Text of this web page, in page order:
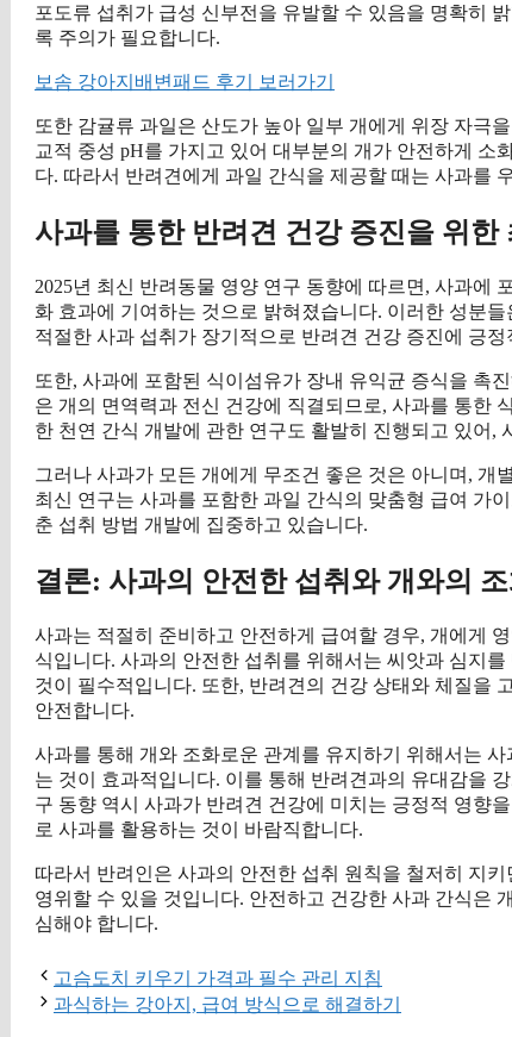
포도류 섭취가 급성 신부전을 유발할 수 있음을 명확히
록 주의가 필요합니다.
보솜 강아지배변패드 후기 보러가기
또한 감귤류 과일은 산도가 높아 일부 개에게 위장 자극
교적 중성 pH를 가지고 있어 대부분의 개가 안전하게 소
다. 따라서 반려견에게 과일 간식을 제공할 때는 사과를
사과를 통한 반려견 건강 증진을 위한
2025년 최신 반려동물 영양 연구 동향에 따르면, 사과에
화 효과에 기여하는 것으로 밝혀졌습니다. 이러한 성분
적절한 사과 섭취가 장기적으로 반려견 건강 증진에 긍
또한, 사과에 포함된 식이섬유가 장내 유익균 증식을 촉
은 개의 면역력과 전신 건강에 직결되므로, 사과를 통한
한 천연 간식 개발에 관한 연구도 활발히 진행되고 있어,
그러나 사과가 모든 개에게 무조건 좋은 것은 아니며,
최신 연구는 사과를 포함한 과일 간식의 맞춤형 급여 가
춘 섭취 방법 개발에 집중하고 있습니다.
결론: 사과의 안전한 섭취와 개와의
사과는 적절히 준비하고 안전하게 급여할 경우, 개에게
식입니다. 사과의 안전한 섭취를 위해서는 씨앗과 심지
것이 필수적입니다. 또한, 반려견의 건강 상태와 체질을
안전합니다.
사과를 통해 개와 조화로운 관계를 유지하기 위해서는
는 것이 효과적입니다. 이를 통해 반려견과의 유대감을
구 동향 역시 사과가 반려견 건강에 미치는 긍정적 영향
로 사과를 활용하는 것이 바람직합니다.
따라서 반려인은 사과의 안전한 섭취 원칙을 철저히 지
영위할 수 있을 것입니다. 안전하고 건강한 사과 간식은
심해야 합니다.
고슴도치 키우기 가격과 필수 관리 지침
과식하는 강아지, 급여 방식으로 해결하기